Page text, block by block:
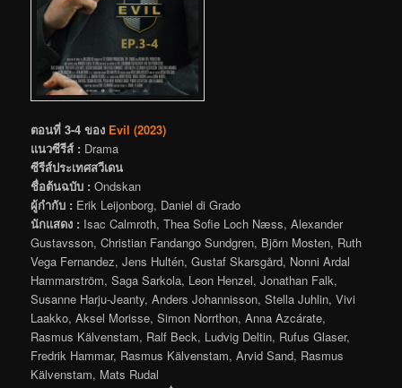
ตอนที่ 3-4 ของ Evil (2023)
แนวซีรีส์ : Drama
ซีรีส์ประเทศสวีเดน
ชื่อต้นฉบับ : Ondskan
ผู้กำกับ : Erik Leijonborg, Daniel di Grado
นักแสดง : Isac Calmroth, Thea Sofie Loch Næss, Alexander
Gustavsson, Christian Fandango Sundgren, Björn Mosten, Ruth
Vega Fernandez, Jens Hultén, Gustaf Skarsgård, Nonni Ardal
Hammarström, Saga Sarkola, Leon Henzel, Jonathan Falk,
Susanne Harju-Jeanty, Anders Johannisson, Stella Juhlin, Vivi
Laakko, Aksel Morisse, Simon Norrthon, Anna Azcárate,
Rasmus Kälvenstam, Ralf Beck, Ludvig Deltin, Rufus Glaser,
Fredrik Hammar, Rasmus Kälvenstam, Arvid Sand, Rasmus
Kälvenstam, Mats Rudal